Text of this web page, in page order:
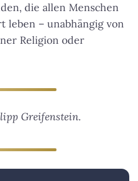
die allen Menschen
leben – unabhängig von
Religion oder
Greifenstein.